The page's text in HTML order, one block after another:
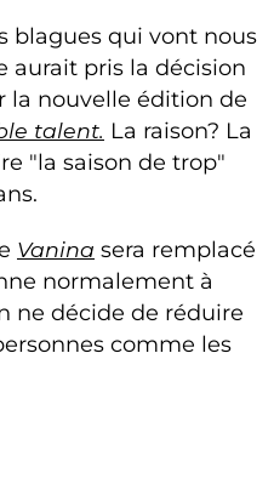
blagues qui vont nous
aurait pris la décision
la nouvelle édition de
talent. La raison? La
"la saison de trop"
Vanina sera remplacé
normalement à
ne décide de réduire
comme les